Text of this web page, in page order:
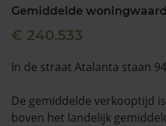
Gemiddelde
€ 240.533
In de straat Atalanta staan
De gemiddelde verkooptijd
boven het landelijk